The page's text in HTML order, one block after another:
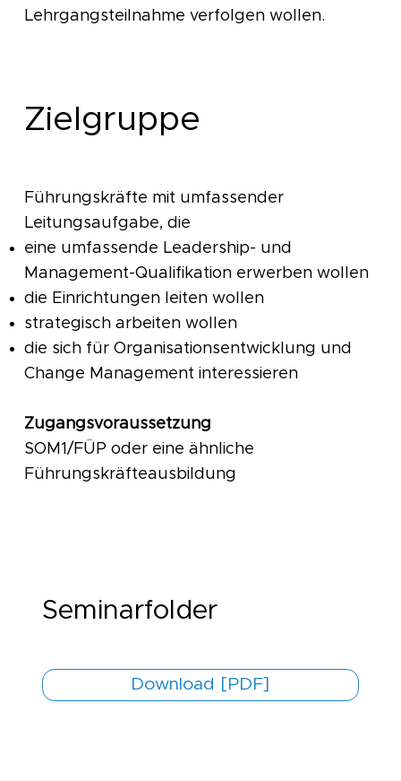
Seminarfolder
Download [PDF]
Lehrgangsteilnahme verfolgen wollen.
Zielgruppe
Führungskräfte mit umfassender
Leitungsaufgabe, die
eine umfassende Leadership- und
Management-Qualifikation erwerben wollen
die Einrichtungen leiten wollen
strategisch arbeiten wollen
die sich für Organisationsentwicklung und
Change Management interessieren
Zugangsvoraussetzung
SOM1/FÜP oder eine ähnliche
Führungskräfteausbildung